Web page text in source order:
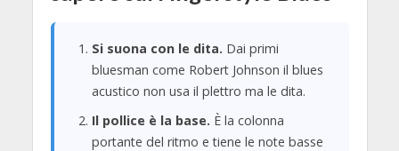
Si suona con le dita. Dai primi
bluesman come Robert Johnson il blues
acustico non usa il plettro ma le dita.
Il pollice è la base. È la colonna
portante del ritmo e tiene le note basse